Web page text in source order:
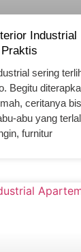
Industrial
sering
Begitu
ceritanya
abu yang
furnitur